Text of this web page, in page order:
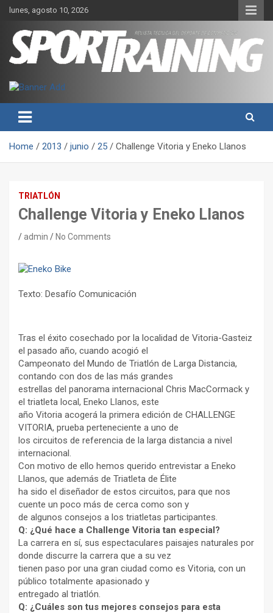
Skip
content
lunes, agosto 10, 2026
Revista técnica del deporte
Sport Training
rendimiento, nutrición y entrenamiento.
Home 2013 junio 25 Challenge Vitoria y Eneko Llanos
TRIATLÓN
Challenge Vitoria y Eneko Llanos
admin No Comments
Texto: Desafío Comunicación
Tras el éxito cosechado por la localidad de Vitoria-Gasteiz
el pasado año, cuando acogió el
Campeonato del Mundo de Triatlón de Larga Distancia,
contando con dos de las más grandes
estrellas del panorama internacional Chris MacCormack y
el triatleta local, Eneko Llanos, este
año Vitoria acogerá la primera edición de CHALLENGE
VITORIA, prueba perteneciente a uno de
los circuitos de referencia de la larga distancia a nivel
internacional.
Con motivo de ello hemos querido entrevistar a Eneko
Llanos, que además de Triatleta de Élite
ha sido el diseñador de estos circuitos, para que nos
cuente un poco más de cerca como son y
de algunos consejos a los triatletas participantes.
Q: ¿Qué hace a Challenge Vitoria tan especial?
La carrera en sí, sus espectaculares paisajes naturales por
donde discurre la carrera que a su vez
tienen paso por una gran ciudad como es Vitoria, con un
público totalmente apasionado y
entregado al triatlón.
Q: ¿Cuáles son tus mejores consejos para esta